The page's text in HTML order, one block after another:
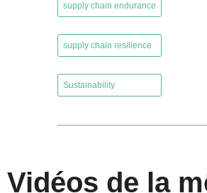
supply chain endurance
supply chain resilience
Sustainability
Vidéos de la